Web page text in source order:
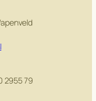
2955 79